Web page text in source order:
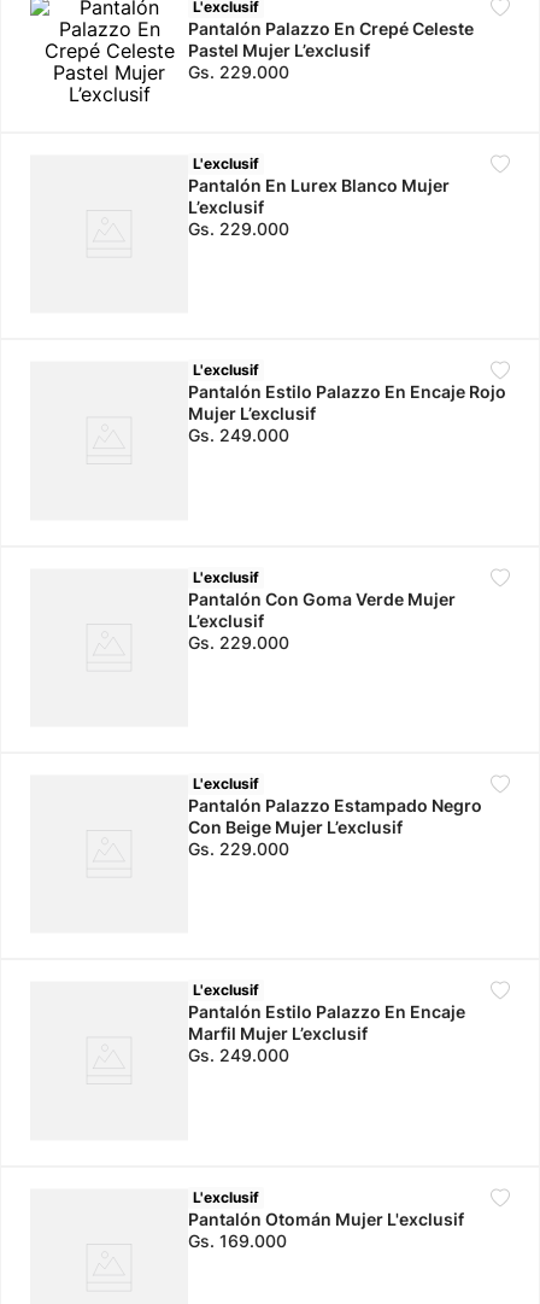
10 . calzado
L'exclusif
Pantalón Palazzo En Crepé Celeste
Pastel Mujer L’exclusif
Gs. 229.000
L'exclusif
Pantalón En Lurex Blanco Mujer
L’exclusif
Gs. 229.000
L'exclusif
Pantalón Estilo Palazzo En Encaje Rojo
Mujer L’exclusif
Gs. 249.000
L'exclusif
Pantalón Con Goma Verde Mujer
L’exclusif
Gs. 229.000
L'exclusif
Pantalón Palazzo Estampado Negro
Con Beige Mujer L’exclusif
Gs. 229.000
L'exclusif
Pantalón Estilo Palazzo En Encaje
Marfil Mujer L’exclusif
Gs. 249.000
L'exclusif
Pantalón Otomán Mujer L'exclusif
Gs. 169.000